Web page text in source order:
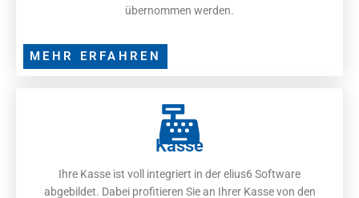
übernommen werden.
MEHR ERFAHREN
Kasse
Ihre Kasse ist voll integriert in der elius6 Software
abgebildet. Dabei profitieren Sie an Ihrer Kasse von den